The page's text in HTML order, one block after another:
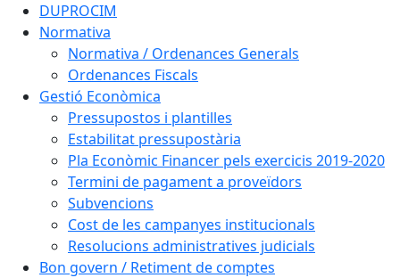
DUPROCIM
Normativa
Normativa / Ordenances Generals
Ordenances Fiscals
Gestió Econòmica
Pressupostos i plantilles
Estabilitat pressupostària
Pla Econòmic Financer pels exercicis 2019-2020
Termini de pagament a proveïdors
Subvencions
Cost de les campanyes institucionals
Resolucions administratives judicials
Bon govern / Retiment de comptes